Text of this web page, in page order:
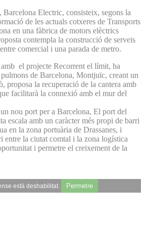
Electric, consisteix, segons la
de les actuals cotxeres de Transports
en una fàbrica de motors elèctrics
contempla la construcció de serveis
comercial i una parada de metro.
el projecte Recorrent el límit, ha
de Barcelona, Montjuïc, creant un
proposa la recuperació de la cantera amb
facilitarà la connexió amb el mur del
nou port per a Barcelona, El port del
escala amb un caràcter més propi de barri
en la zona portuària de Drassanes, i
entre la ciutat comtal i la zona logística
i permetre el creixement de la
està deshabilitat. Permetre